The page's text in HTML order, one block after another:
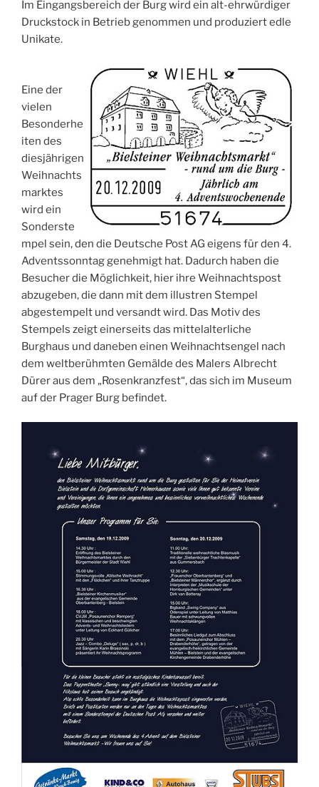
Im Eingangsbereich der Burg wird ein alt-ehrwürdiger
Druckstock in Betrieb genommen und produziert edle
Unikate.
Eine der
vielen
Besonderhe
iten des
diesjährigen
Weihnachts
marktes
wird ein
Sonderste
mpel sein, den die Deutsche Post AG eigens für den 4.
Adventssonntag genehmigt hat. Dadurch haben die
Besucher die Möglichkeit, hier ihre Weihnachtspost
abzugeben, die dann mit dem illustren Stempel
abgestempelt und versandt wird. Das Motiv des
Stempels zeigt einerseits das mittelalterliche
Burghaus und daneben einen Weihnachtsengel nach
dem weltberühmten Gemälde des Malers Albrecht
Dürer aus dem „Rosenkranzfest“, das sich im Museum
auf der Prager Burg befindet.